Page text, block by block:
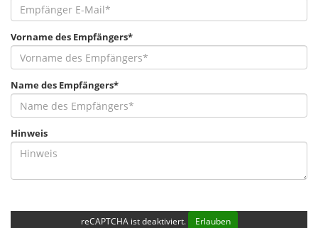
Vorname des Empfängers*
Name des Empfängers*
Hinweis
reCAPTCHA ist deaktiviert. Erlauben